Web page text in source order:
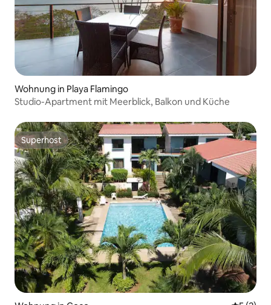
Wohnung in Playa Flamingo
Studio-Apartment mit Meerblick, Balkon und Küche
Superhost
Superhost